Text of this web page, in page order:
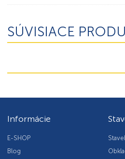
SÚVISIACE
Informácie
E-SHOP
Blog